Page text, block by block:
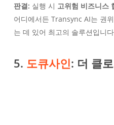
판결: 실행 시 고위험 비즈니스
어디에서든 Transync AI는 권
는 데 있어 최고의 솔루션입니
5. 도큐사인: 더 클